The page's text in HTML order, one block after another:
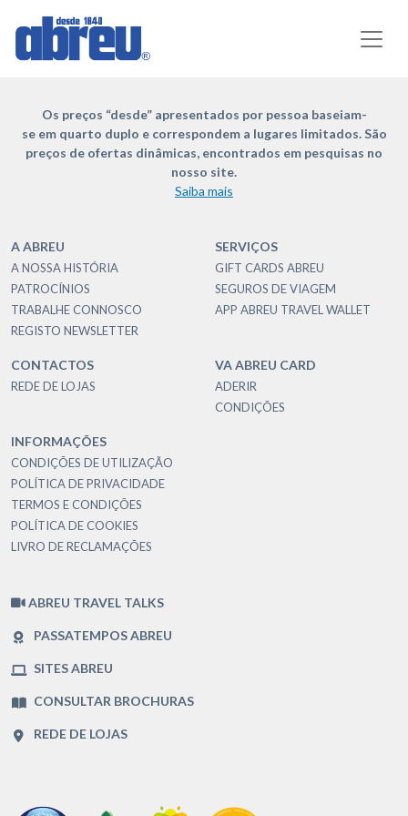
Os preços “desde” apresentados por pessoa baseiam-
se em quarto duplo e correspondem a lugares limitados. São
preços de ofertas dinâmicas, encontrados em pesquisas no
nosso site.
Saiba mais
A ABREU
A NOSSA HISTÓRIA
PATROCÍNIOS
TRABALHE CONNOSCO
REGISTO NEWSLETTER
SERVIÇOS
GIFT CARDS ABREU
SEGUROS DE VIAGEM
APP ABREU TRAVEL WALLET
CONTACTOS
REDE DE LOJAS
VA ABREU CARD
ADERIR
CONDIÇÕES
INFORMAÇÕES
CONDIÇÕES DE UTILIZAÇÃO
POLÍTICA DE PRIVACIDADE
TERMOS E CONDIÇÕES
POLÍTICA DE COOKIES
LIVRO DE RECLAMAÇÕES
ABREU TRAVEL TALKS
PASSATEMPOS ABREU
SITES ABREU
CONSULTAR BROCHURAS
REDE DE LOJAS